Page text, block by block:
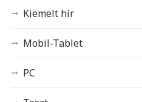
Kiemelt hír
Mobil-Tablet
PC